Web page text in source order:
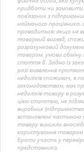
придбати чи замовити
пов’язаних з
найманого працівника.
провадиться: якщо не
товарний вигляд,
розрахунковий
товаром. умови обміну
стаття 8. Згідно із
разі виявлення
недоліків споживач, в
законодавством, має
недоліків товару в
цією статтею, не
виробник
встановлені частиною
товару виникли
користування товаром
брати участь у
представника.